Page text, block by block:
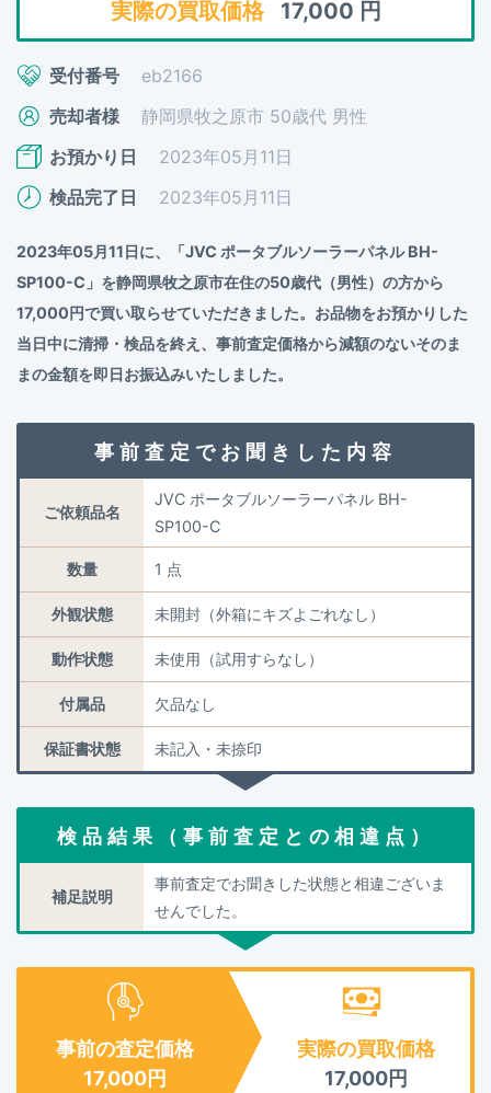
実際の買取価格 17,000 円
受付番号
eb2166
売却者様
静岡県牧之原市 50歳代 男性
お預かり日
2023年05月11日
検品完了日
2023年05月11日
2023年05月11日に、「JVC ポータブルソーラーパネル BH-
SP100-C」を静岡県牧之原市在住の50歳代（男性）の方から
17,000円で買い取らせていただきました。お品物をお預かりした
当日中に清掃・検品を終え、事前査定価格から減額のないそのま
まの金額を即日お振込みいたしました。
事前査定でお聞きした内容
ご依頼品名
JVC ポータブルソーラーパネル BH-
SP100-C
数量 1 点
外観状態 未開封（外箱にキズよごれなし）
動作状態 未使用（試用すらなし）
付属品 欠品なし
保証書状態 未記入・未捺印
検品結果（事前査定との相違点）
補足説明
事前査定でお聞きした状態と相違ございま
せんでした。
事前の査定価格
17,000円
実際の買取価格
17,000円